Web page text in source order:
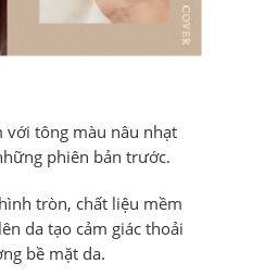
với tông màu nâu nhạt
phiên bản trước.
tròn, chất liệu mềm
da tạo cảm giác thoải
bề mặt da.